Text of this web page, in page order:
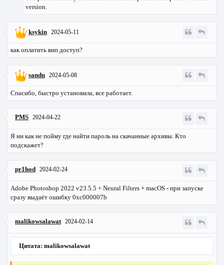
version.
ksykin 2024-05-11
как оплатить вип доступ?
sandu 2024-05-08
Спасибо, быстро установила, все работает.
PMS 2024-04-22
Я ни как не пойму где найти пароль на скачанные архивы. Кто
подскажет?
pr1hod 2024-02-24
Adobe Photoshop 2022 v23.5.5 + Neural Filters + macOS - при запуске
сразу выдаёт ошибку 0xc000007b
malikowsalawat 2024-02-14
Цитата: malikowsalawat